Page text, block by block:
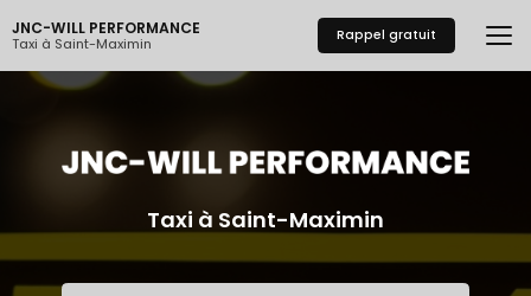
au
contenu
principal
JNC-WILL PERFORMANCE
Taxi à Saint-Maximin Rappel gratuit
Taxi à Saint-Maximin